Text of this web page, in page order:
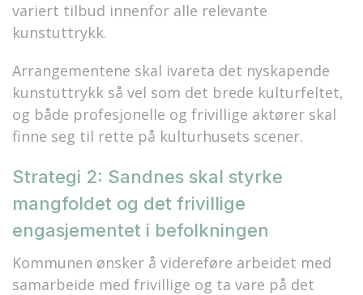
variert tilbud innenfor alle relevante
kunstuttrykk.
Arrangementene skal ivareta det nyskapende
kunstuttrykk så vel som det brede kulturfeltet,
og både profesjonelle og frivillige aktører skal
finne seg til rette på kulturhusets scener.
Strategi 2: Sandnes skal styrke
mangfoldet og det frivillige
engasjementet i befolkningen
Kommunen ønsker å videreføre arbeidet med
samarbeide med frivillige og ta vare på det